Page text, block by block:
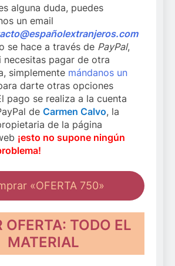
alguna duda, puedes
un email
se hace a través de PayPal,
necesitas pagar de otra
simplemente mándanos un
darte otras opciones
pago se realiza a la cuenta
deCarmen Calvo, la
de la página
¡esto no supone ningún
«OFERTA 750»
OFERTA: TODO EL
MATERIAL